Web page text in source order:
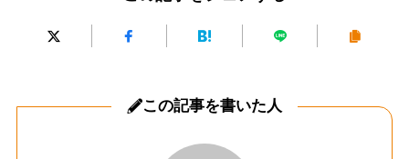
この記事を書いた人